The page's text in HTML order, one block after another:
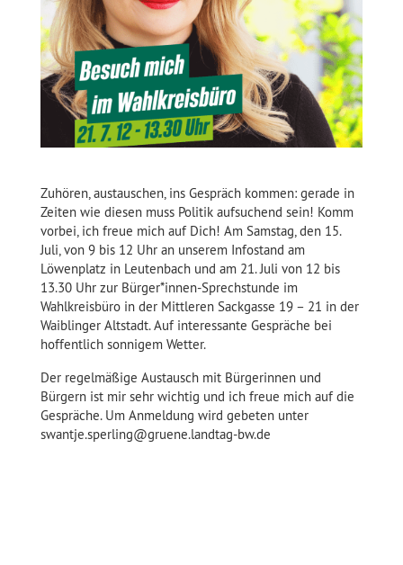
Zuhören, austauschen, ins Gespräch kommen: gerade in
Zeiten wie diesen muss Politik aufsuchend sein! Komm
vorbei, ich freue mich auf Dich! Am Samstag, den 15.
Juli, von 9 bis 12 Uhr an unserem Infostand am
Löwenplatz in Leutenbach und am 21. Juli von 12 bis
13.30 Uhr zur Bürger*innen-Sprechstunde im
Wahlkreisbüro in der Mittleren Sackgasse 19 – 21 in der
Waiblinger Altstadt. Auf interessante Gespräche bei
hoffentlich sonnigem Wetter.
Der regelmäßige Austausch mit Bürgerinnen und
Bürgern ist mir sehr wichtig und ich freue mich auf die
Gespräche. Um Anmeldung wird gebeten unter
swantje.sperling@gruene.landtag-bw.de